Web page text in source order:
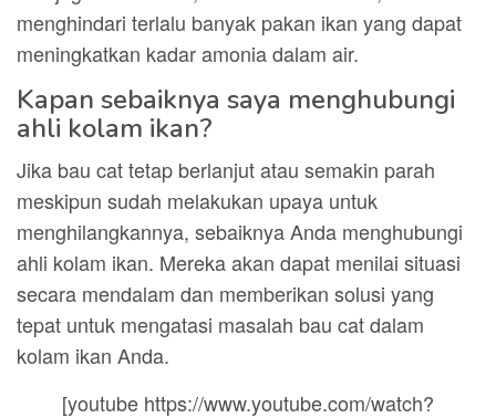
menghindari terlalu banyak pakan ikan yang dapat
meningkatkan kadar amonia dalam air.
Kapan sebaiknya saya menghubungi
ahli kolam ikan?
Jika bau cat tetap berlanjut atau semakin parah
meskipun sudah melakukan upaya untuk
menghilangkannya, sebaiknya Anda menghubungi
ahli kolam ikan. Mereka akan dapat menilai situasi
secara mendalam dan memberikan solusi yang
tepat untuk mengatasi masalah bau cat dalam
kolam ikan Anda.
[youtube https://www.youtube.com/watch?